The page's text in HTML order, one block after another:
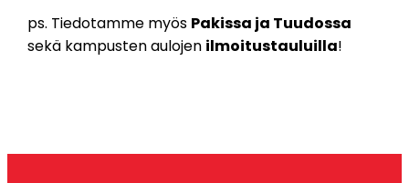
ps. Tiedotamme myös Pakissa ja Tuudossa
sekä kampusten aulojen ilmoitustauluilla!